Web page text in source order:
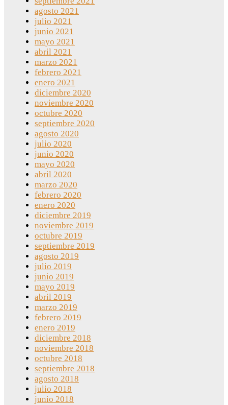
agosto 2021
julio 2021
junio 2021
mayo 2021
abril 2021
marzo 2021
febrero 2021
enero 2021
diciembre 2020
noviembre 2020
octubre 2020
septiembre 2020
agosto 2020
julio 2020
junio 2020
mayo 2020
abril 2020
marzo 2020
febrero 2020
enero 2020
diciembre 2019
noviembre 2019
octubre 2019
septiembre 2019
agosto 2019
julio 2019
junio 2019
mayo 2019
abril 2019
marzo 2019
febrero 2019
enero 2019
diciembre 2018
noviembre 2018
octubre 2018
septiembre 2018
agosto 2018
julio 2018
junio 2018